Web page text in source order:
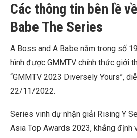
Các thông tin bên lề
Babe The Series
A Boss and A Babe nằm trong số
hình được GMMTV chính thức giới
“GMMTV 2023 Diversely Yours”,
22/11/2022.
Series vinh dự nhận giải Rising Y
Asia Top Awards 2023, khẳng định